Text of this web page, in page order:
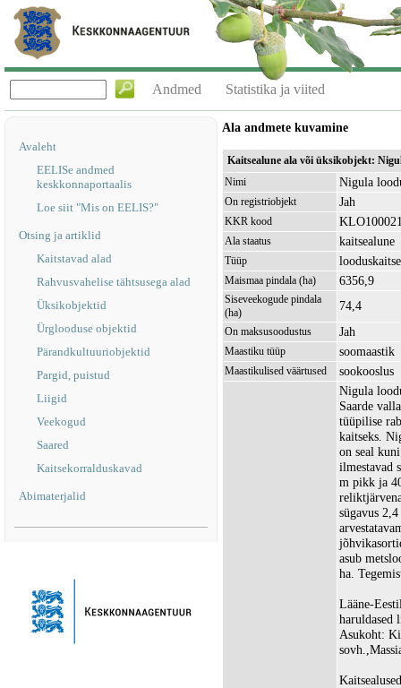
Andmed Statistika ja viited
Avaleht
EELISe andmed
keskkonnaportaalis
Loe siit "Mis on EELIS?"
Otsing ja artiklid
Kaitstavad alad
Rahvusvahelise tähtsusega alad
Üksikobjektid
Ürglooduse objektid
Pärandkultuuriobjektid
Pargid, puistud
Liigid
Veekogud
Saared
Kaitsekorralduskavad
Abimaterjalid
Ala andmete kuvamine
Kaitsealune ala või üksikobjekt:
Nimi
Nigula
On registriobjekt Jah
KKR kood
Ala staatus kaitsealune
Tüüp
Maismaa pindala (ha) 6356,9
Siseveekogude pindala
(ha)
74,4
On maksusoodustus Jah
Maastiku tüüp soomaastik
Maastikulised väärtused sookooslus
Nigula
Saarde
tüüpilise
kaitseks.
on seal
ilmestavad
m pikk ja
sügavus
asub
ha.
Lääne-
haruldased
Asukoht: